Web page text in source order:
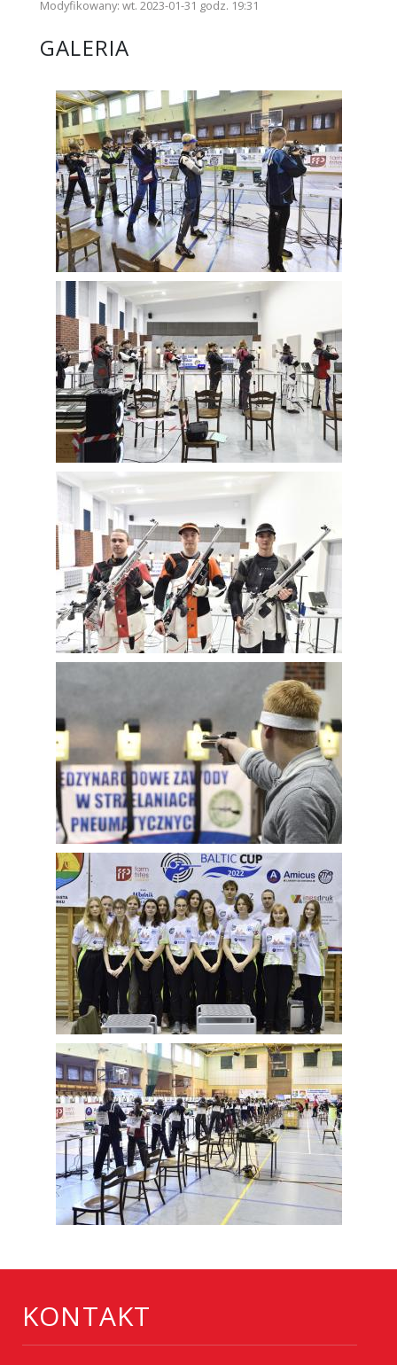
Modyfikowany: wt. 2023-01-31 godz. 19:31
GALERIA
KONTAKT